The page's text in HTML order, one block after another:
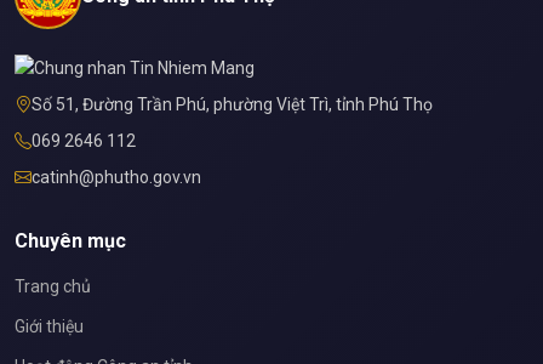
Số 51, Đường Trần Phú, phường Việt Trì, tỉnh Phú Thọ
069 2646 112
catinh@phutho.gov.vn
Chuyên mục
Trang chủ
Giới thiệu